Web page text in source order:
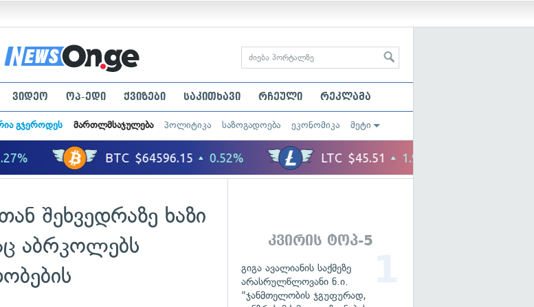
ვიდეო ოპ-ედი ქვიზები საკითხავი რჩეული რეკლამა
გჯეროდეს მართლმსაჯულება პოლიტიკა საზოგადოება ეკონომიკა მეტი
შეხვედრაზე ხაზი
აბრკოლებს
კვირის ტოპ-5
გიგა ავალიანის საქმეზე
არასრულწლოვანი ნ.ი.
"ჯანმთელობის ჯგუფურად,